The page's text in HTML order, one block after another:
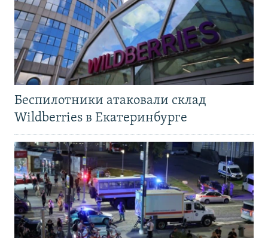
Беспилотники атаковали склад
Wildberries в Екатеринбурге